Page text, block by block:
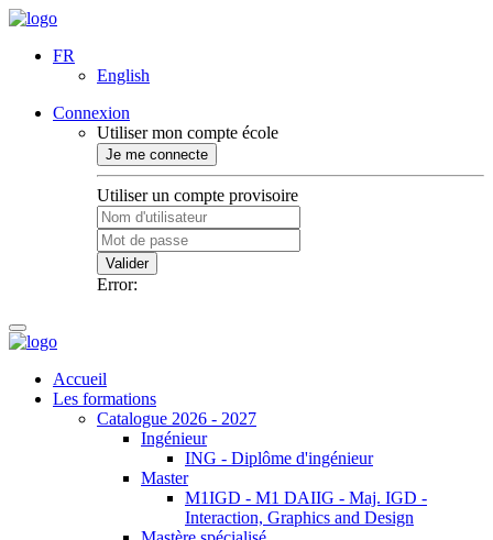
FR
English
Connexion
Utiliser mon compte école
Je me connecte
Utiliser un compte provisoire
Valider
Error:
Accueil
Les formations
Catalogue 2026 - 2027
Ingénieur
ING - Diplôme d'ingénieur
Master
M1IGD - M1 DAIIG - Maj. IGD -
Interaction, Graphics and Design